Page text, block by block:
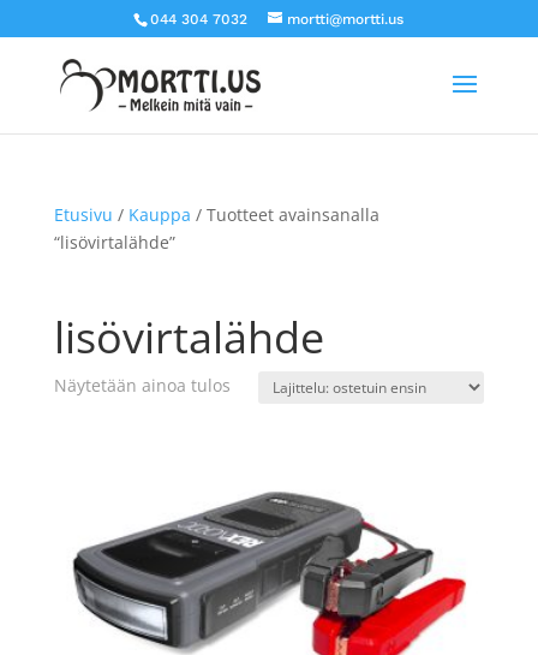
044 304 7032 mortti@mortti.us
Etusivu / Kauppa / Tuotteet avainsanalla
“lisövirtalähde”
lisövirtalähde
Näytetään ainoa tulos